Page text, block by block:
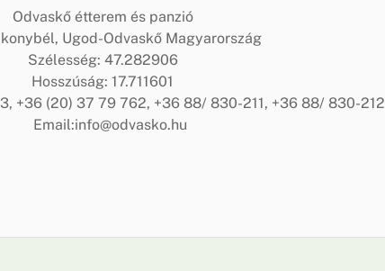
Odvaskő étterem és panzió
Ugod-Odvaskő Magyarország
Szélesség: 47.282906
Hosszúság: 17.711601
+36 (20) 37 79 762, +36 88/ 830-211, +36 88/ 830-212
Email:info@odvasko.hu